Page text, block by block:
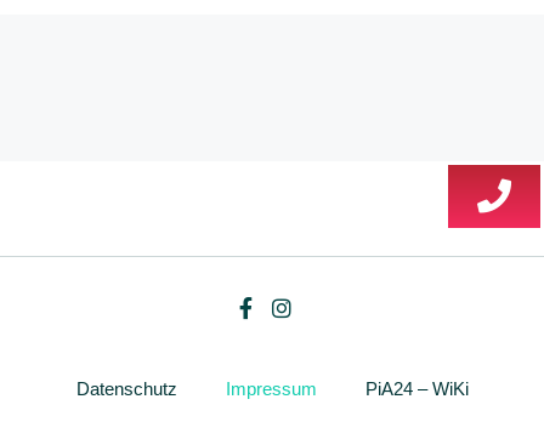
Datenschutz Impressum PiA24 – WiKi